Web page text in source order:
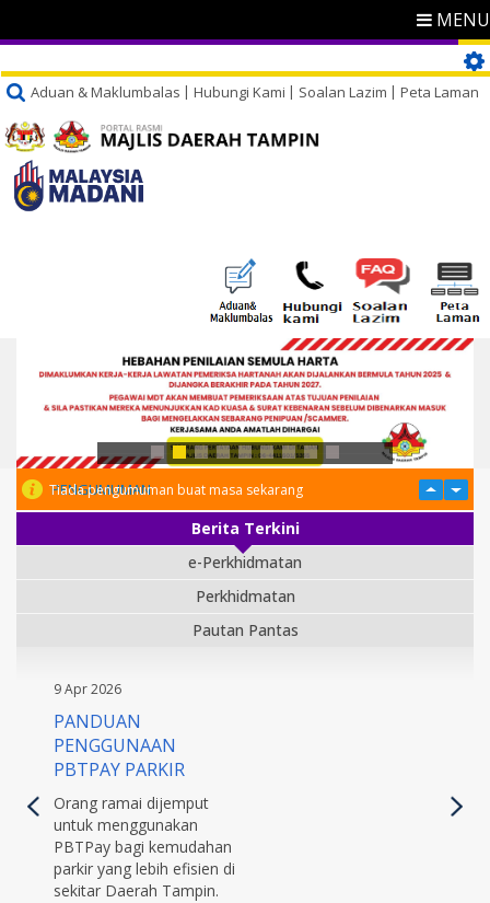
MENU
Aduan & Maklumbalas Hubungi Kami Soalan Lazim Peta Laman
PENGUMUMAN
Tiada pengumuman buat masa sekarang
Berita Terkini
e-Perkhidmatan
Perkhidmatan
Pautan Pantas
9 Apr 2026
PANDUAN
PENGGUNAAN
PBTPAY PARKIR
Orang ramai dijemput
untuk menggunakan
PBTPay bagi kemudahan
parkir yang lebih efisien di
sekitar Daerah Tampin.